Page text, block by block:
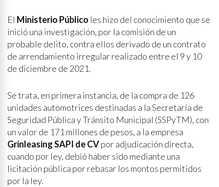
El Ministerio Público les hizo del conocimiento que se
inició una investigación, por la comisión de un
probable delito, contra ellos derivado de un contrato
de arrendamiento irregular realizado entre el 9 y 10
de diciembre de 2021.
Se trata, en primera instancia, de la compra de 126
unidades automotrices destinadas a la Secretaría de
Seguridad Pública y Tránsito Municipal (SSPyTM), con
un valor de 171 millones de pesos, a la empresa
Grinleasing SAPI de CVpor adjudicación directa,
cuando por ley, debió haber sido mediante una
licitación pública por rebasar los montos permitidos
por la ley.